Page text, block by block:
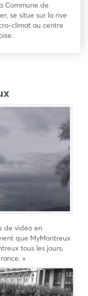
Commune de
se situe sur la rive
climat au centre
de vidéo en
que MyMontreux
tous les jours,
»